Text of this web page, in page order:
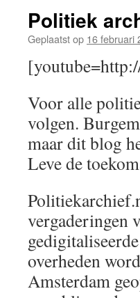
Politiek
Geplaatst op 16 februari
Voor alle
volgen.
maar dit blog
Leve de
vergaderingen
overheden
Amsterdam